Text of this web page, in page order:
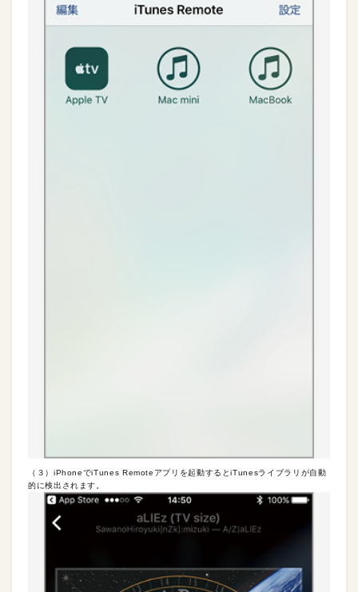
（３）iPhoneでiTunes Remoteアプリを起動するとiTunesライブラリが自動
的に検出されます。